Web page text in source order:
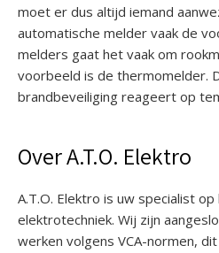
moet er dus altijd iemand
automatische melder vaak de
melders gaat het vaak om
voorbeeld is de thermomelder.
brandbeveiliging reageert op
Over A.T.O. Elektro
A.T.O. Elektro is uw specialist
elektrotechniek. Wij zijn
werken volgens VCA-normen,